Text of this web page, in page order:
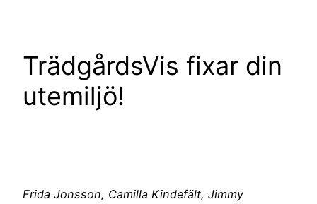
TrädgårdsVis fixar din
utemiljö!
Frida Jonsson, Camilla Kindefält, Jimmy